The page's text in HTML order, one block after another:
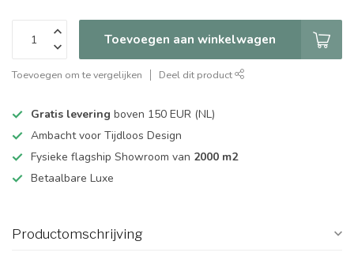
Toevoegen aan winkelwagen
Toevoegen om te vergelijken Deel dit product
Gratis levering boven 150 EUR (NL)
Ambacht voor Tijdloos Design
Fysieke flagship Showroom van 2000 m2
Betaalbare Luxe
Productomschrijving